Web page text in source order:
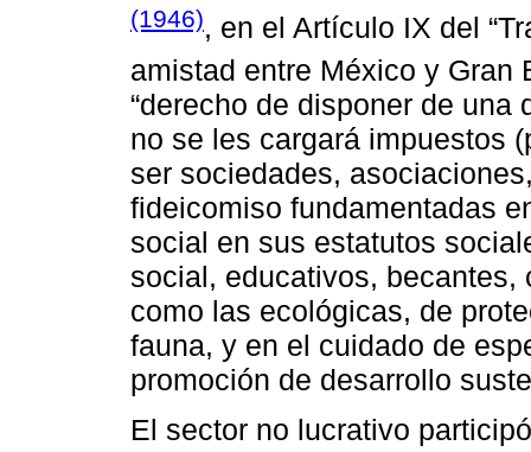
(1946), en el Artículo IX del
amistad entre México y Gran
“derecho de disponer de una
no se les cargará impuestos
ser sociedades,
fideicomiso fundamentadas
social en sus estatutos
social, educativos,
como las ecológicas, de
fauna, y en el cuidado de
promoción de desarrollo
El sector no lucrativo